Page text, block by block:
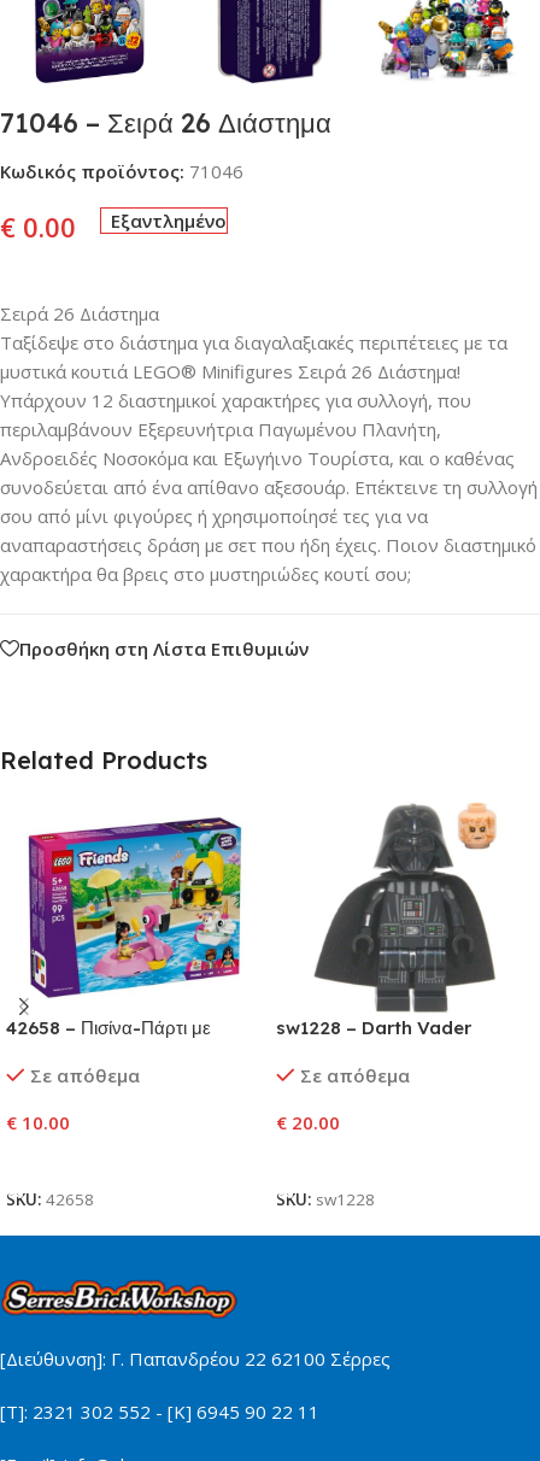
71046 – Σειρά 26 Διάστημα
Κωδικός προϊόντος: 71046
€ 0.00 Εξαντλημένο
Σειρά 26 Διάστημα
Ταξίδεψε στο διάστημα για διαγαλαξιακές περιπέτειες με τα
μυστικά κουτιά LEGO® Minifigures Σειρά 26 Διάστημα!
Υπάρχουν 12 διαστημικοί χαρακτήρες για συλλογή, που
περιλαμβάνουν Εξερευνήτρια Παγωμένου Πλανήτη,
Ανδροειδές Νοσοκόμα και Εξωγήινο Τουρίστα, και ο καθένας
συνοδεύεται από ένα απίθανο αξεσουάρ. Επέκτεινε τη συλλογή
σου από μίνι φιγούρες ή χρησιμοποίησέ τες για να
αναπαραστήσεις δράση με σετ που ήδη έχεις. Ποιον διαστημικό
χαρακτήρα θα βρεις στο μυστηριώδες κουτί σου;
Προσθήκη στη Λίστα Επιθυμιών
Related Products
42658 – Πισίνα-Πάρτι με
Φλαμίνγκο
Σε απόθεμα
€ 10.00
SKU: 42658
sw1228 – Darth Vader
Σε απόθεμα
€ 20.00
SKU: sw1228
[Διεύθυνση]: Γ. Παπανδρέου 22 62100 Σέρρες
[Τ]: 2321 302 552 - [Κ] 6945 90 22 11